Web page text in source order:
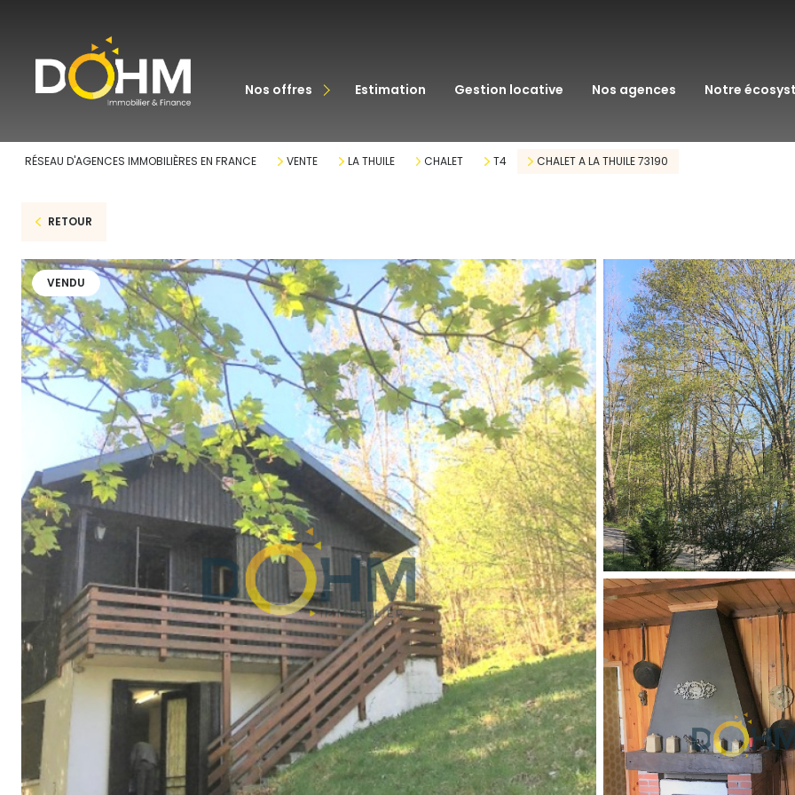
nos offres
acheter estimation gestion locative nos agences notre
courtage en
RÉSEAU D'AGENCES IMMOBILIÈRES EN FRANCE VENTE LA THUILE CHALET T4 CHALET A LA THUILE 73190
RETOUR
VENDU